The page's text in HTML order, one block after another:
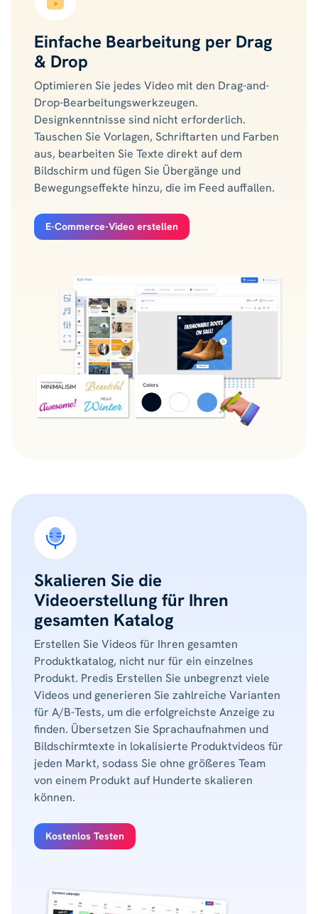
Einfache Bearbeitung per Drag
& Drop
Optimieren Sie jedes Video mit den Drag-and-
Drop-Bearbeitungswerkzeugen.
Designkenntnisse sind nicht erforderlich.
Tauschen Sie Vorlagen, Schriftarten und Farben
aus, bearbeiten Sie Texte direkt auf dem
Bildschirm und fügen Sie Übergänge und
Bewegungseffekte hinzu, die im Feed auffallen.
E-Commerce-Video erstellen
Skalieren Sie die
Videoerstellung für Ihren
gesamten Katalog
Erstellen Sie Videos für Ihren gesamten
Produktkatalog, nicht nur für ein einzelnes
Produkt. Predis Erstellen Sie unbegrenzt viele
Videos und generieren Sie zahlreiche Varianten
für A/B-Tests, um die erfolgreichste Anzeige zu
finden. Übersetzen Sie Sprachaufnahmen und
Bildschirmtexte in lokalisierte Produktvideos für
jeden Markt, sodass Sie ohne größeres Team
von einem Produkt auf Hunderte skalieren
können.
Kostenlos Testen